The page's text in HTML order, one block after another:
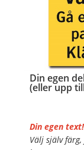
Din egen
(eller upp
Din egen text!
Välj själv